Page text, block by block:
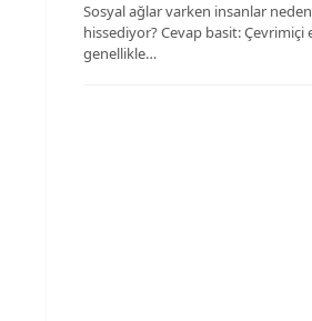
Sosyal ağlar varken insanlar
hissediyor? Cevap basit: Çevrimiçi
genellikle…